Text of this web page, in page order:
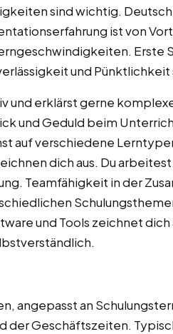
sind wichtig.
ist von
Erste
und
und erklärst gerne
und Geduld beim
auf verschiedene
dich aus. Du
Teamfähigkeit in der
und Tools zeichnet
angepasst an
der Geschäftszeiten.